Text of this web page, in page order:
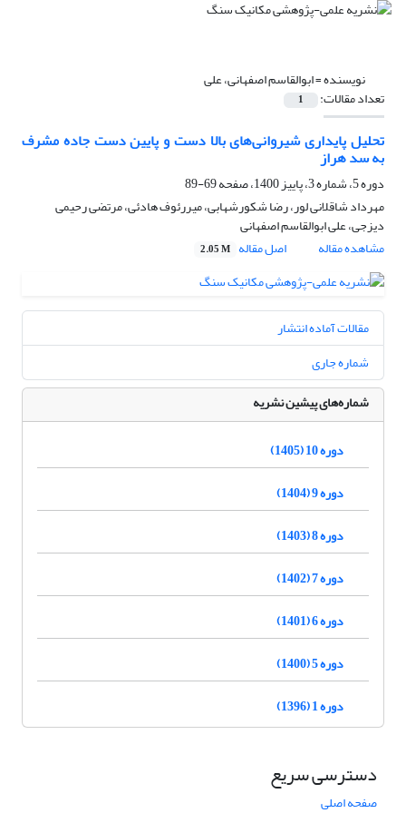
نویسنده =ابوالقاسم اصفهانی، علی
تعداد مقالات: 1
تحلیل پایداری شیروانی‌های بالا دست و پایین دست جاده مشرف
به سد هراز
دوره 5، شماره 3، پاییز 1400، صفحه
69-89
مهرداد شاقلانی لور، رضا شکورشهابی، میررئوف هادئی، مرتضی رحیمی
دیزجی، علی ابوالقاسم اصفهانی
مشاهده مقاله
اصل مقاله 2.05 M
مقالات آماده انتشار
شماره جاری
شماره‌های پیشین نشریه
دوره 10 (1405)
دوره 9 (1404)
دوره 8 (1403)
دوره 7 (1402)
دوره 6 (1401)
دوره 5 (1400)
دوره 1 (1396)
دسترسی سریع
صفحه اصلی